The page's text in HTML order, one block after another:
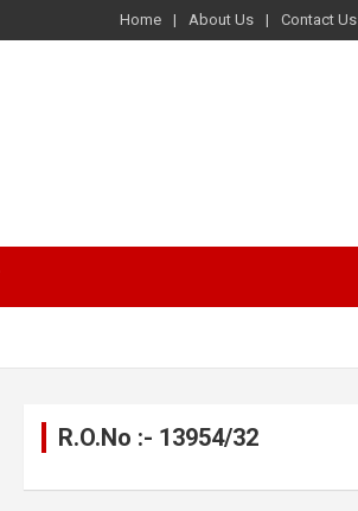
Home About Us Contact Us
R.O.No :- 13954/32